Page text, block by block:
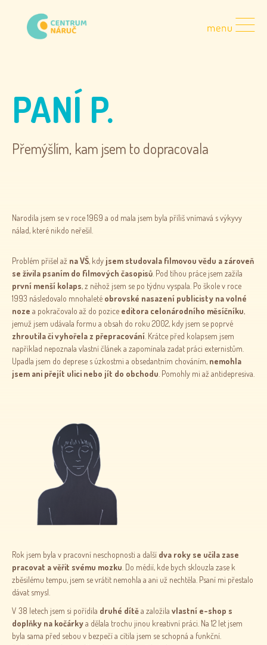
PANÍ P.
Přemýšlím, kam jsem to dopracovala
Narodila jsem se v roce 1969 a od mala jsem byla příliš vnímavá s výkyvy
nálad, které nikdo neřešil.
Problém přišel až na VŠ, kdy jsem studovala filmovou vědu a zároveň
se živila psaním do filmových časopisů . Pod tíhou práce jsem zažila
první menší kolaps, z něhož jsem se po týdnu vyspala. Po škole v roce
1993 následovalo mnohaleté obrovské nasazení publicisty na volné
noze a pokračovalo až do pozice editora celonárodního měsíčníku,
jemuž jsem udávala formu a obsah do roku 2002, kdy jsem se poprvé
zhroutila či vyhořela z přepracování . Krátce před kolapsem jsem
například nepoznala vlastní článek a zapomínala zadat práci externistům.
Upadla jsem do deprese s úzkostmi a obsedantním chováním, nemohla
jsem ani přejít ulici nebo jít do obchodu . Pomohly mi až antidepresiva.
Rok jsem byla v pracovní neschopnosti a další dva roky se učila zase
pracovat a věřit svému mozku . Do médií, kde bych sklouzla zase k
zběsilému tempu, jsem se vrátit nemohla a ani už nechtěla. Psaní mi přestalo
dávat smysl.
V 38 letech jsem si pořídila druhé dítěa založila vlastní e-shop s
doplňky na kočárkya dělala trochu jinou kreativní práci. Na 12 let jsem
byla sama před sebou v bezpečí a cítila jsem se schopná a funkční.